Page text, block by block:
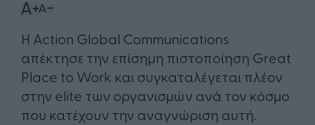
Η Action Global Communications
απέκτησε ​την επίσημη πιστοποίηση Great
Place to Work και συγκαταλέγεται πλέον
στην elite των οργανισμών ανά τον κόσμο
που κατέχουν την αναγνώριση αυτή.